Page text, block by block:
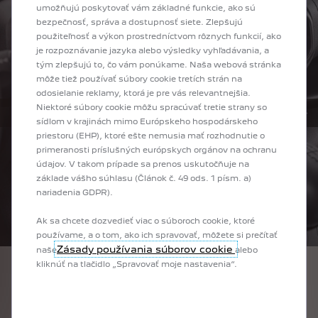
PREDCHÁDZAJÚCI ĎALŠÍ
umožňujú poskytovať vám základné funkcie, ako sú
bezpečnosť, správa a dostupnosť siete. Zlepšujú
použiteľnosť a výkon prostredníctvom rôznych funkcií, ako
je rozpoznávanie jazyka alebo výsledky vyhľadávania, a
tým zlepšujú to, čo vám ponúkame. Naša webová stránka
môže tiež používať súbory cookie tretích strán na
odosielanie reklamy, ktorá je pre vás relevantnejšia.
Niektoré súbory cookie môžu spracúvať tretie strany so
sídlom v krajinách mimo Európskeho hospodárskeho
priestoru (EHP), ktoré ešte nemusia mať rozhodnutie o
primeranosti príslušných európskych orgánov na ochranu
údajov. V takom prípade sa prenos uskutočňuje na
základe vášho súhlasu (Článok č. 49 ods. 1 písm. a)
nariadenia GDPR).
Ak sa chcete dozvedieť viac o súboroch cookie, ktoré
používame, a o tom, ako ich spravovať, môžete si prečítať
našeZásady používania súborov cookie alebo
kliknúť na tlačidlo „Spravovať moje nastavenia“.